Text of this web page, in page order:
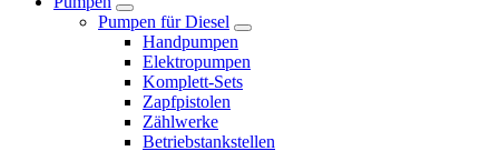
Pumpen für Diesel
Handpumpen
Elektropumpen
Komplett-Sets
Zapfpistolen
Zählwerke
Betriebstankstellen